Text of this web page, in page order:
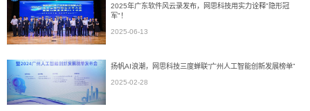
2025年广东软件风云录发布，网思科技用实力诠释"隐形冠
军"！
2025-06-13
扬帆AI浪潮，网思科技三度蝉联“广州人工智能创新发展榜单”
2025-02-28